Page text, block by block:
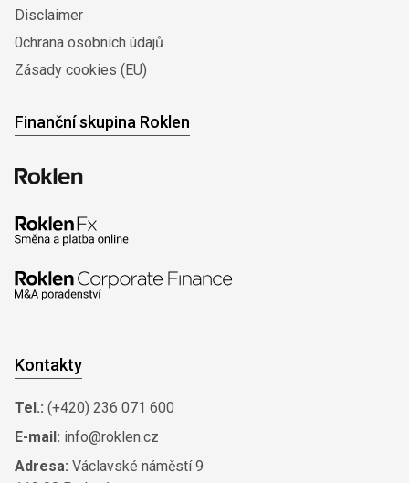
Disclaimer
0chrana osobních údajů
Zásady cookies (EU)
Finanční skupina Roklen
Kontakty
Tel.: (+420) 236 071 600
E-mail: info@roklen.cz
Adresa: Václavské náměstí 9